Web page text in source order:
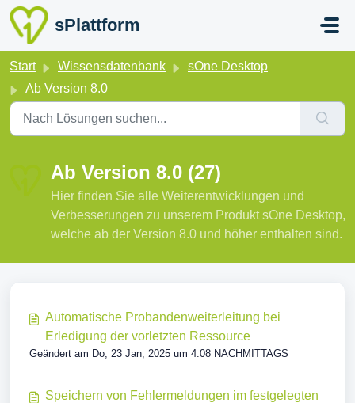
Zum hauptsächlichen Inhalt gehen
sPlattform
Start Wissensdatenbank
sOne Desktop
Ab Version 8.0
Ab Version 8.0 (27)
Hier finden Sie alle Weiterentwicklungen und
Verbesserungen zu unserem Produkt sOne Desktop,
welche ab der Version 8.0 und höher enthalten sind.
Automatische Probandenweiterleitung bei
Erledigung der vorletzten Ressource
Geändert am Do, 23 Jan, 2025 um 4:08 NACHMITTAGS
Speichern von Fehlermeldungen im festgelegten